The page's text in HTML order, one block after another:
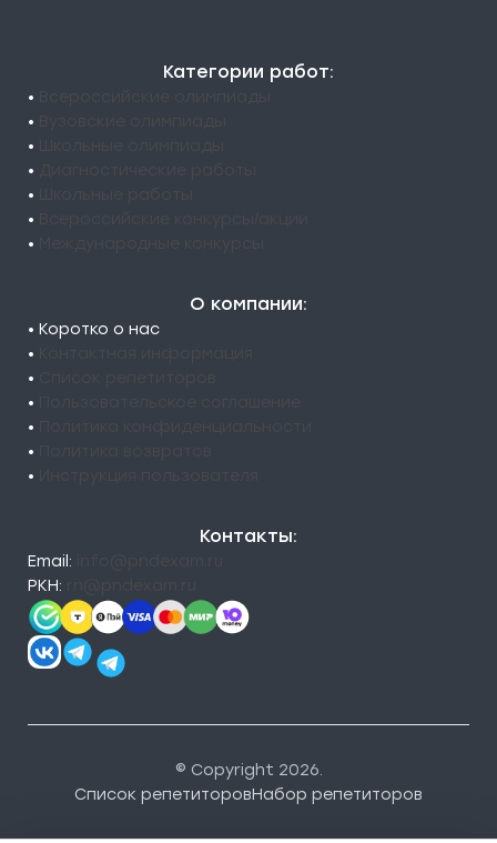
Категории работ:
•
•
•
•
•
•
•
О компании:
• Коротко о нас
•
•
•
•
•
•
Контакты:
Email:
РКН:
© Copyright 2026.
Список репетиторовНабор репетиторов